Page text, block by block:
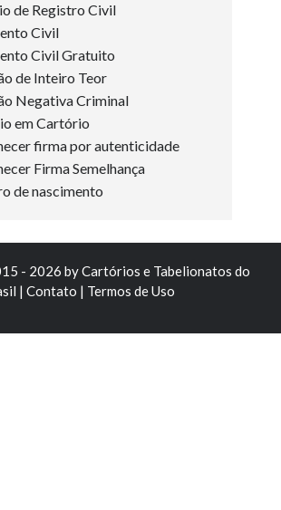
de Registro Civil
Civil
Civil Gratuito
de Inteiro Teor
Negativa Criminal
em Cartório
firma por autenticidade
Firma Semelhança
de nascimento
- 2026 byCartórios e Tabelionatos do
| Contato | Termos de Uso